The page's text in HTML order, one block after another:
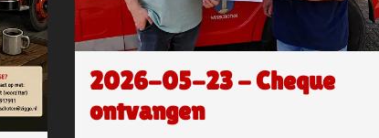
2026-05-23 - Cheque
ontvangen